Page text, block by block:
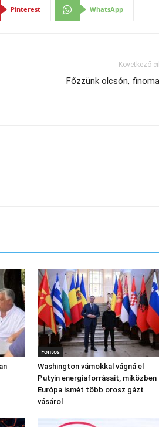
Pinterest WhatsApp
Következő
Főzzünk olcsón,
Fontos
Washington vámokkal vágná el
Putyin energiaforrásait, miközben
Európa ismét több orosz gázt
vásárol